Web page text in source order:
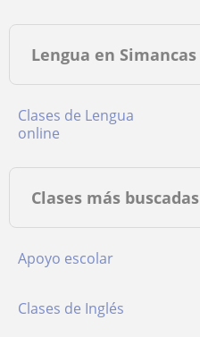
Lengua en Simancas
Clases de Lengua
online
Clases más buscadas
Apoyo escolar
Clases de Inglés